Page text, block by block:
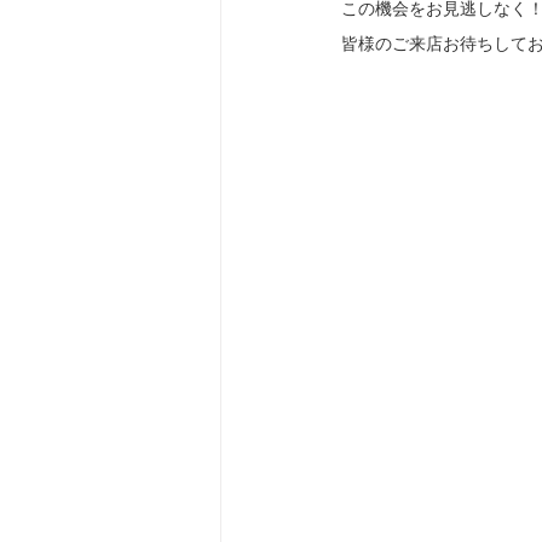
この機会をお見逃しなく！
皆様のご来店お待ちして